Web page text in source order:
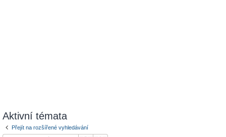
Aktivní témata
Přejít na rozšířené vyhledávání